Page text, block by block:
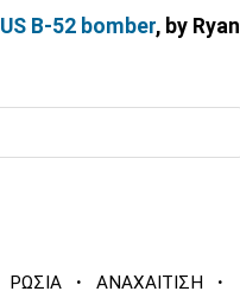
B-52 bomber, by Ryan
ΡΩΣΙΑ · ΑΝΑΧΑΙΤΙΣΗ ·